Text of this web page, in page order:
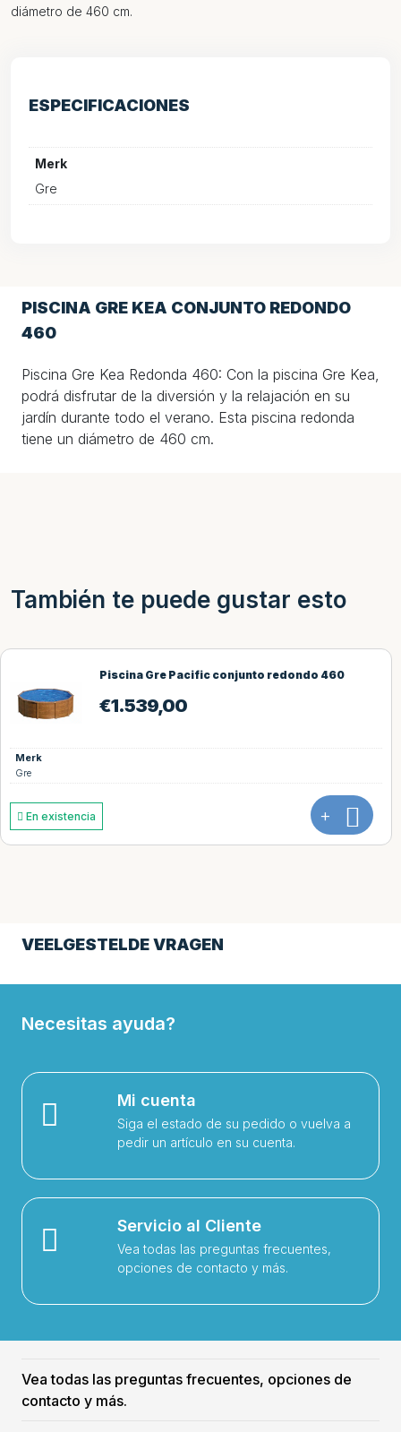
diámetro de 460 cm.
ESPECIFICACIONES
Merk
Gre
PISCINA GRE KEA CONJUNTO REDONDO
460
Piscina Gre Kea Redonda 460: Con la piscina Gre Kea,
podrá disfrutar de la diversión y la relajación en su
jardín durante todo el verano. Esta piscina redonda
tiene un diámetro de 460 cm.
También te puede gustar esto
+
Piscina Gre Pacific
VEELGESTELDE VRAGEN
Necesitas ayuda?
Mi cuenta
Siga el estado de su pedido o vuelva a
pedir un artículo en su cuenta.
Servicio al Cliente
Vea todas las preguntas frecuentes,
opciones de contacto y más.
Vea todas las preguntas frecuentes, opciones de
contacto y más.